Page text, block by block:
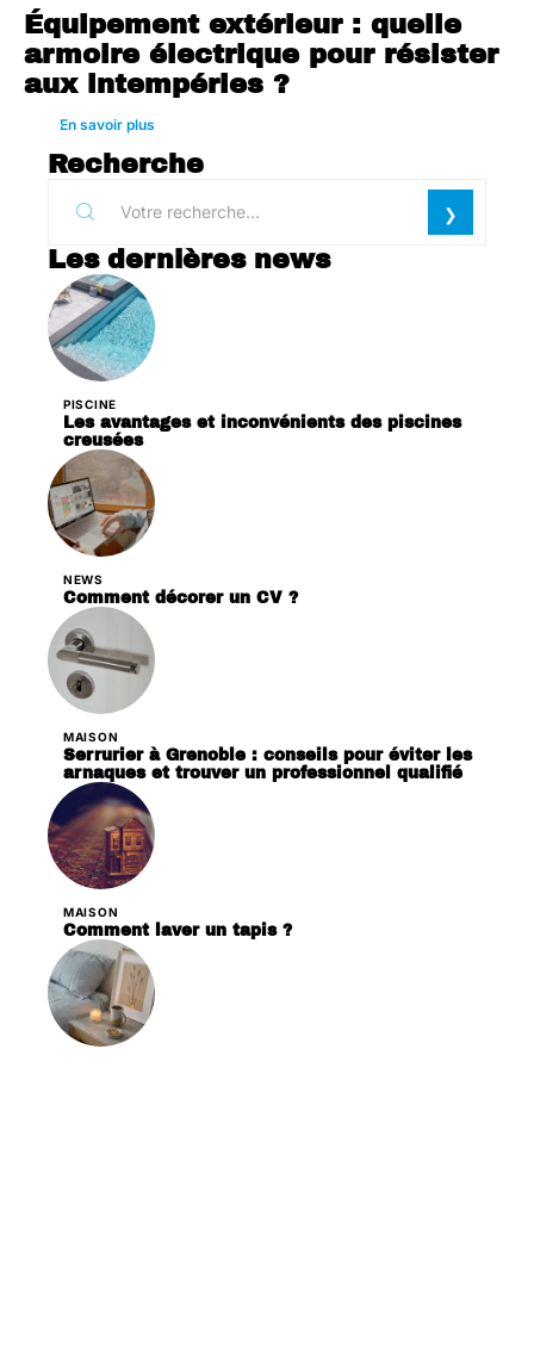
Équipement extérieur : quelle
armoire électrique pour résister
aux intempéries ?
En savoir plus
Recherche
Les dernières news
PISCINE
Les avantages et inconvénients des piscines
creusées
NEWS
Comment décorer un CV ?
MAISON
Serrurier à Grenoble : conseils pour éviter les
arnaques et trouver un professionnel qualifié
MAISON
Comment laver un tapis ?